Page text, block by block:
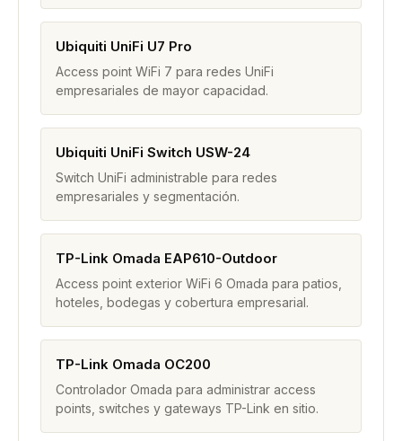
Ubiquiti UniFi U7 Pro
Access point WiFi 7 para redes UniFi
empresariales de mayor capacidad.
Ubiquiti UniFi Switch USW-24
Switch UniFi administrable para redes
empresariales y segmentación.
TP-Link Omada EAP610-Outdoor
Access point exterior WiFi 6 Omada para patios,
hoteles, bodegas y cobertura empresarial.
TP-Link Omada OC200
Controlador Omada para administrar access
points, switches y gateways TP-Link en sitio.